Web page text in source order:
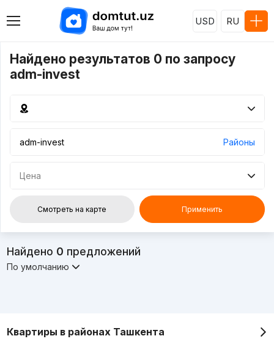
USD RU
Найдено результатов 0 по запросу
adm-invest
Районы
Цена
Смотреть на карте Применить
Найдено 0 предложений
По умолчанию
Квартиры в районах Ташкента